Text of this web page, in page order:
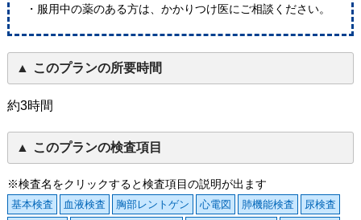
・服用中の薬のある方は、かかりつけ医にご相談ください。
このプランの所要時間
約3時間
このプランの検査項目
※検査名をクリックすると検査項目の説明が出ます
基本検査 血液検査 胸部レントゲン 心電図 肺機能検査
尿検査